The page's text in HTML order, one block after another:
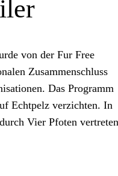
von der Fur Free
Zusammenschluss
Das Programm
Echtpelz verzichten. In
Vier Pfoten